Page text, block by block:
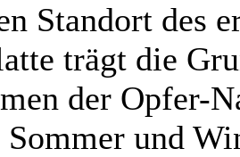
Standort des
trägt die
der Opfer-
und